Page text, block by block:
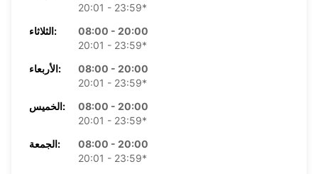
20:01 - 23:59*
الثلاثاء:
08:00 - 20:00
20:01 - 23:59*
الأربعاء:
08:00 - 20:00
20:01 - 23:59*
الخميس:
08:00 - 20:00
20:01 - 23:59*
الجمعة:
08:00 - 20:00
20:01 - 23:59*